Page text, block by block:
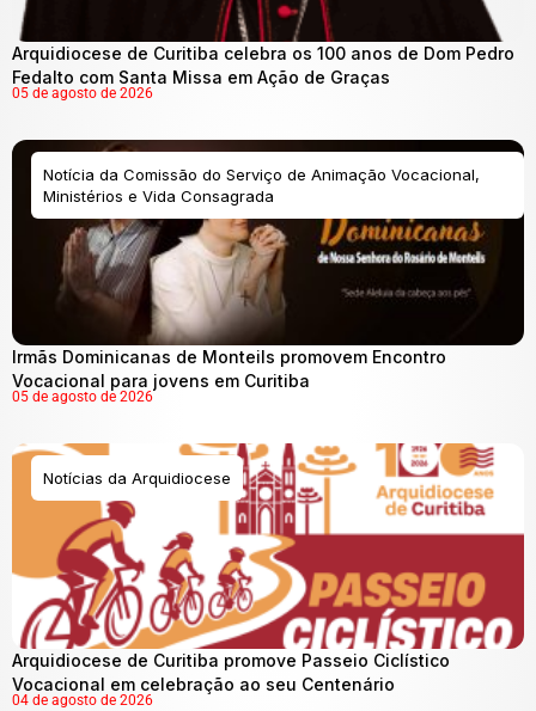
Arquidiocese de Curitiba celebra os 100 anos de Dom Pedro
Fedalto com Santa Missa em Ação de Graças
05 de agosto de 2026
Notícia da Comissão do Serviço de Animação Vocacional,
Ministérios e Vida Consagrada
Irmãs Dominicanas de Monteils promovem Encontro
Vocacional para jovens em Curitiba
05 de agosto de 2026
Notícias da Arquidiocese
Arquidiocese de Curitiba promove Passeio Ciclístico
Vocacional em celebração ao seu Centenário
04 de agosto de 2026